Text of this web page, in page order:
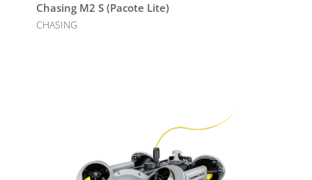
Chasing M2 S (Pacote Lite)
CHASING